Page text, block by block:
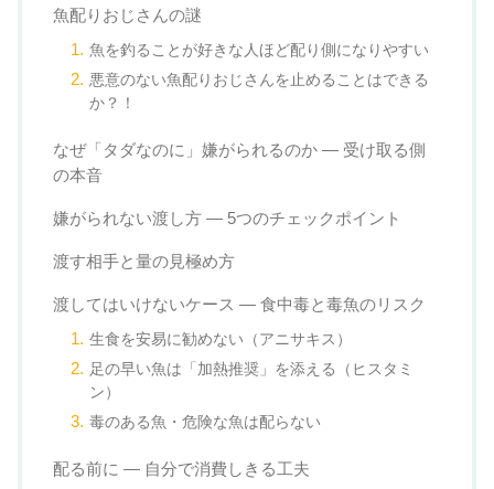
魚配りおじさんの謎
魚を釣ることが好きな人ほど配り側になりやすい
悪意のない魚配りおじさんを止めることはできる
か？！
なぜ「タダなのに」嫌がられるのか — 受け取る側
の本音
嫌がられない渡し方 — 5つのチェックポイント
渡す相手と量の見極め方
渡してはいけないケース — 食中毒と毒魚のリスク
生食を安易に勧めない（アニサキス）
足の早い魚は「加熱推奨」を添える（ヒスタミ
ン）
毒のある魚・危険な魚は配らない
配る前に — 自分で消費しきる工夫